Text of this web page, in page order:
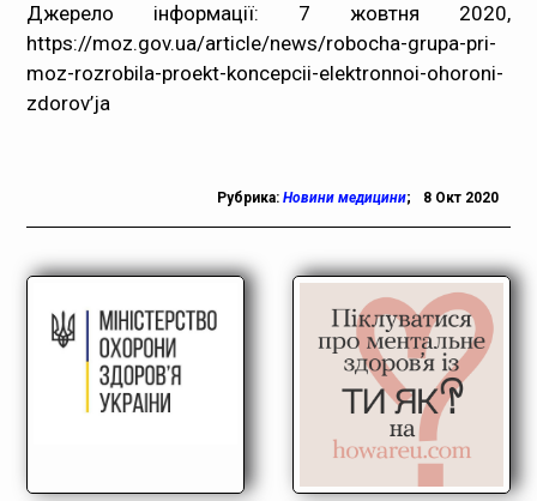
Джерело інформації: 7 жовтня 2020,
https://moz.gov.ua/article/news/robocha-grupa-pri-
moz-rozrobila-proekt-koncepcii-elektronnoi-ohoroni-
zdorov’ja
Рубрика: Новини медицини; 8 Окт 2020